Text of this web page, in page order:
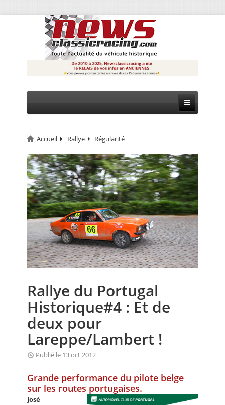
CIRCUIT
RALLYE
MONTAGNE
EVÈNEMENTS
CALENDRIER
FOCUS
ANNUAIRES
PETITES ANNONCES
Accueil Rallye Régularité
Rallye du Portugal
Historique#4 : Et de
deux pour
Lareppe/Lambert !
Publié le 13 oct 2012
Grande performance du pilote belge
sur les routes portugaises.
José